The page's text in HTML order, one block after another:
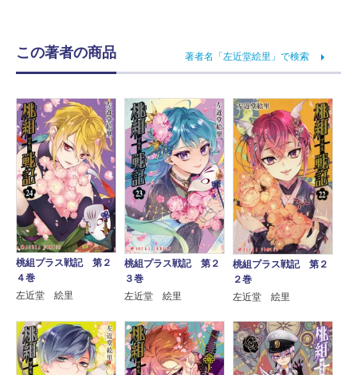
この著者の商品 著者名「左近堂絵里」で検索
桃組プラス戦記 第２
４巻
左近堂 絵里
桃組プラス戦記 第２
３巻
左近堂 絵里
桃組プラス戦記 第２
２巻
左近堂 絵里